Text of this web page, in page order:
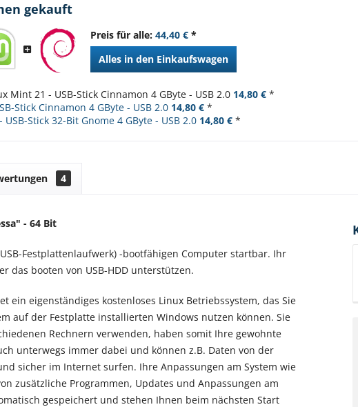
gekauft
Preis für alle:44,40 € *
Alles in den Einkaufswagen
Mint 21 - USB-Stick Cinnamon 4 GByte - USB 2.0 14,80 € *
Stick Cinnamon 4 GByte - USB 2.0 14,80 € *
Stick 32-Bit Gnome 4 GByte - USB 2.0 14,80 € *
4
" - 64 Bit
Festplattenlaufwerk) -bootfähigen Computer startbar. Ihr
das booten von USB-HDD unterstützen.
ein eigenständiges kostenloses Linux Betriebssystem, das Sie
auf der Festplatte installierten Windows nutzen können. Sie
Rechnern verwenden, haben somit Ihre gewohnte
unterwegs immer dabei und können z.B. Daten von der
sicher im Internet surfen. Ihre Anpassungen am System wie
zusätzliche Programmen, Updates und Anpassungen am
gespeichert und stehen Ihnen beim nächsten Start